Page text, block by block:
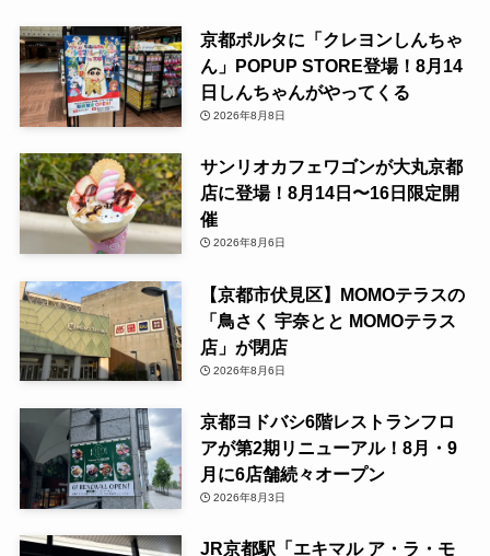
京都ポルタに「クレヨンしんちゃ
ん」POPUP STORE登場！8月14
日しんちゃんがやってくる
2026年8月8日
サンリオカフェワゴンが大丸京都
店に登場！8月14日〜16日限定開
催
2026年8月6日
【京都市伏見区】MOMOテラスの
「鳥さく 宇奈とと MOMOテラス
店」が閉店
2026年8月6日
京都ヨドバシ6階レストランフロ
アが第2期リニューアル！8月・9
月に6店舗続々オープン
2026年8月3日
JR京都駅「エキマル ア・ラ・モ